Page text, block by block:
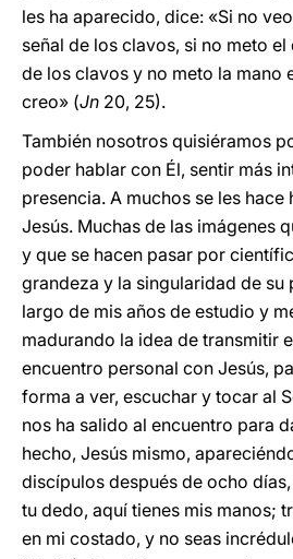
les ha aparecido, dice: «Si no
señal de los clavos, si no meto
de los clavos y no meto la mano
creo» (Jn 20, 25).
También nosotros quisiéramos
poder hablar con Él, sentir más
presencia. A muchos se les
Jesús. Muchas de las imágenes
y que se hacen pasar por
grandeza y la singularidad de su
largo de mis años de estudio y
madurando la idea de transmitir
encuentro personal con Jesús,
forma a ver, escuchar y tocar al
nos ha salido al encuentro para
hecho, Jesús mismo,
discípulos después de ocho
tu dedo, aquí tienes mis manos;
en mi costado, y no seas